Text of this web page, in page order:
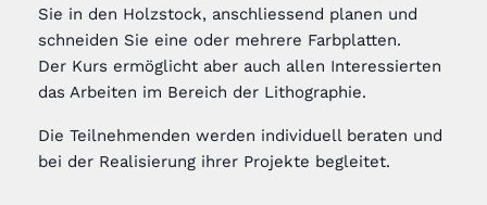
Sie in den Holzstock, anschliessend planen und
schneiden Sie eine oder mehrere Farbplatten.
Der Kurs ermöglicht aber auch allen Interessierten
das Arbeiten im Bereich der Lithographie.
Die Teilnehmenden werden individuell beraten und
bei der Realisierung ihrer Projekte begleitet.